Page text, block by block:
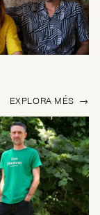
EXPLORA MÉS →